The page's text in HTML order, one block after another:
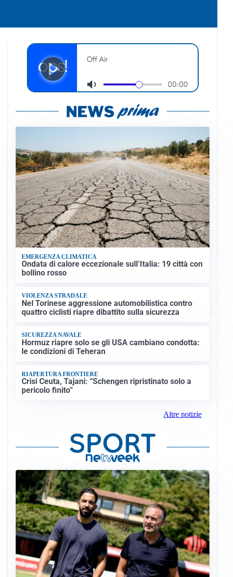
EMERGENZA CLIMATICA
Ondata di calore eccezionale sull’Italia: 19 città con
bollino rosso
VIOLENZA STRADALE
Nel Torinese aggressione automobilistica contro
quattro ciclisti riapre dibattito sulla sicurezza
SICUREZZA NAVALE
Hormuz riapre solo se gli USA cambiano condotta:
le condizioni di Teheran
RIAPERTURA FRONTIERE
Crisi Ceuta, Tajani: “Schengen ripristinato solo a
pericolo finito”
Altre notizie